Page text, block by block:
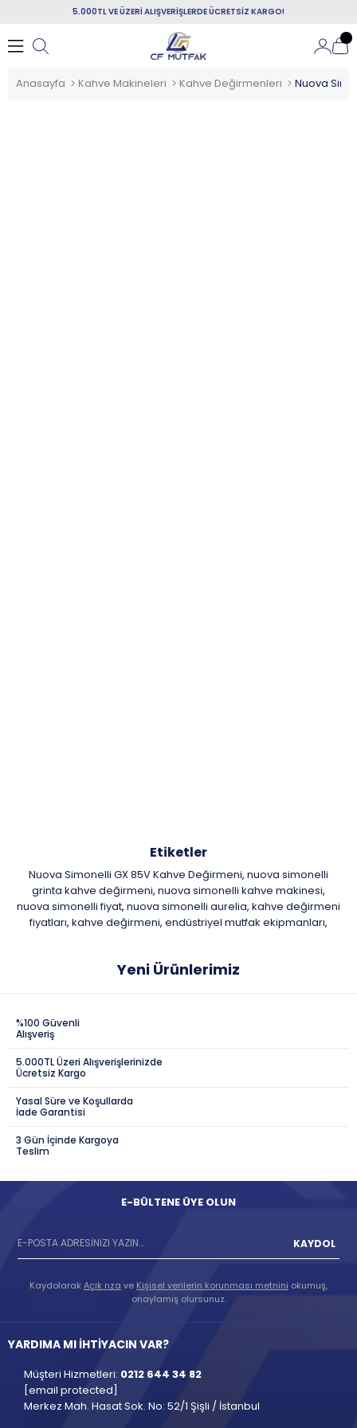
5.000TL VE ÜZERİ ALIŞVERİŞLERDE ÜCRETSİZ KARGO!
Anasayfa Kahve Makineleri Kahve Değirmenleri Nuova
Etiketler
Nuova Simonelli GX 85V Kahve Değirmeni, nuova simonelli
grinta kahve değirmeni, nuova simonelli kahve makinesi,
nuova simonelli fiyat, nuova simonelli aurelia, kahve değirmeni
fiyatları, kahve değirmeni, endüstriyel mutfak ekipmanları,
Yeni Ürünlerimiz
%100 Güvenli
Alışveriş
5.000TL Üzeri Alışverişlerinizde
Ücretsiz Kargo
Yasal Süre ve Koşullarda
İade Garantisi
3 Gün İçinde Kargoya
Teslim
E-BÜLTENE ÜYE OLUN
KAYDOL
KaydolarakAçık rıza ve Kişisel verilerin korunması metnini okumuş,
onaylamış olursunuz.
YARDIMA MI İHTİYACIN VAR?
Müşteri Hizmetleri: 0212 644 34 82
[email protected]
Merkez Mah. Hasat Sok. No: 52/1 Şişli / İstanbul